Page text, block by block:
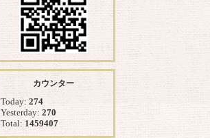
カウンター
Today: 274
Yesterday: 270
Total: 1459407